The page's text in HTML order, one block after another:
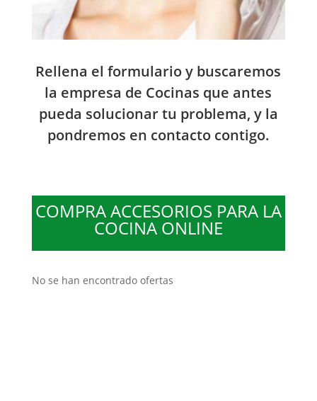
Rellena el formulario y buscaremos
la empresa de Cocinas que antes
pueda solucionar tu problema, y la
pondremos en contacto contigo.
COMPRA ACCESORIOS PARA LA
COCINA ONLINE
No se han encontrado ofertas